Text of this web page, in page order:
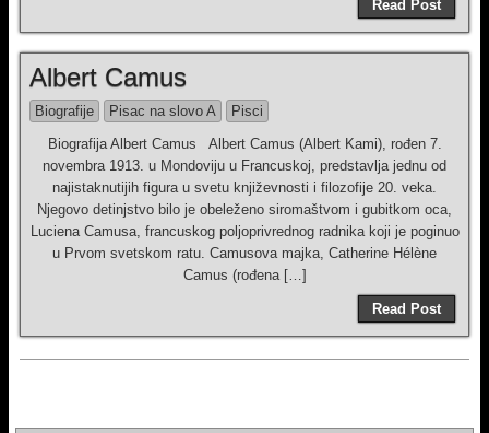
Read Post
Albert Camus
Biografije Pisac na slovo A
Pisci
Biografija Albert Camus Albert Camus (Albert Kami), rođen 7.
novembra 1913. u Mondoviju u Francuskoj, predstavlja jednu od
najistaknutijih figura u svetu književnosti i filozofije 20. veka.
Njegovo detinjstvo bilo je obeleženo siromaštvom i gubitkom oca,
Luciena Camusa, francuskog poljoprivrednog radnika koji je poginuo
u Prvom svetskom ratu. Camusova majka, Catherine Hélène
Camus (rođena […]
Read Post